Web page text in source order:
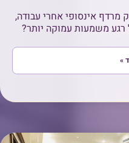
מרדף אינסופי אחרי עבודה,
משמעות עמוקה יותר?
»